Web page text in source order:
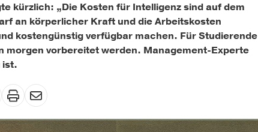
kürzlich: „Die Kosten für Intelligenz sind auf dem
an körperlicher Kraft und die Arbeitskosten
kostengünstig verfügbar machen. Für Studierende
morgen vorbereitet werden. Management-Experte
ist.